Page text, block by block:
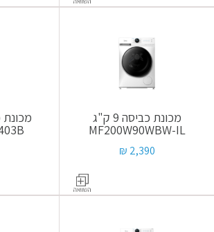
מכונת כביסה 9 ק"ג
MF200W90WBW-IL
2,390 ₪